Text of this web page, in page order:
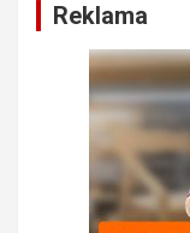
Reklama